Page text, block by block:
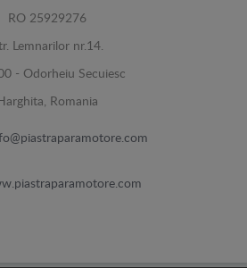
RO 25929276
Lemnarilor nr.14.
- Odorheiu Secuiesc
Harghita, Romania